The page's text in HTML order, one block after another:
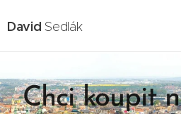
DavidSedlák
Chci koupit